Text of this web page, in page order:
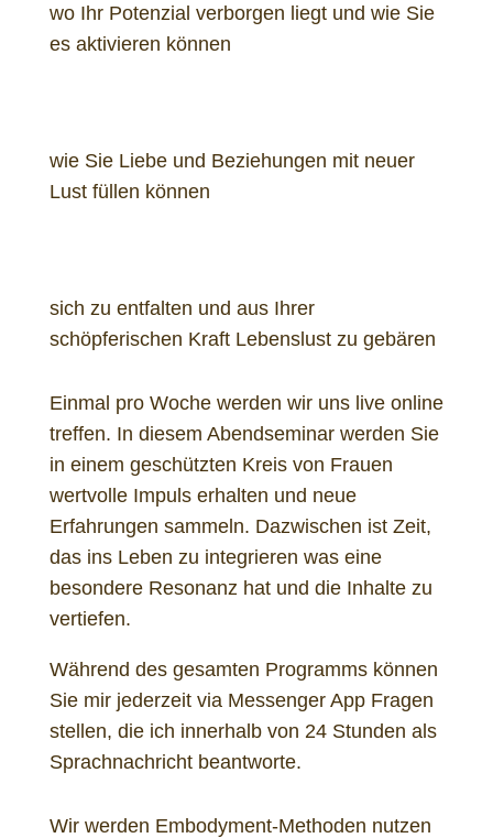
wo Ihr Potenzial verborgen liegt und wie Sie
es aktivieren können
wie Sie Liebe und Beziehungen mit neuer
Lust füllen können
sich zu entfalten und aus Ihrer
schöpferischen Kraft Lebenslust zu gebären
Einmal pro Woche werden wir uns live online
treffen. In diesem Abendseminar werden Sie
in einem geschützten Kreis von Frauen
wertvolle Impuls erhalten und neue
Erfahrungen sammeln. Dazwischen ist Zeit,
das ins Leben zu integrieren was eine
besondere Resonanz hat und die Inhalte zu
vertiefen.
Während des gesamten Programms können
Sie mir jederzeit via Messenger App Fragen
stellen, die ich innerhalb von 24 Stunden als
Sprachnachricht beantworte.
Wir werden Embodyment-Methoden nutzen